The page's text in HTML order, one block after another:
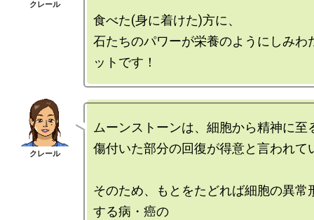
食べた(身に着けた)方に、
石たちのパワーが栄養のようにしみわ
ムーンストーンは、細胞から精神に至
傷付いた部分の回復が得意と言われて
そのため、もとをたどれば細胞の異常
する病・癌の